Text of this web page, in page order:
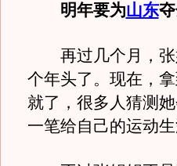
明年要为山东
再过几个月，张
个年头了。现在，
就了，很多人猜测
一笔给自己的运动生